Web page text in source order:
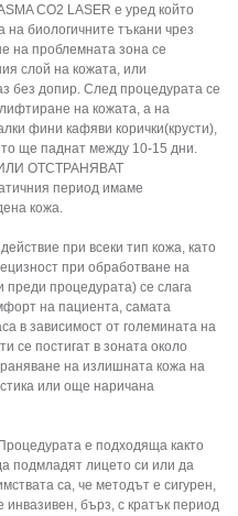
CO2 LASER е уред който
биологичните тъкани чрез
на проблемната зона се
слой на кожата, или
без допир. След процедурата се
на кожата, а на
фини кафяви корички(крусти),
ще паднат между 10-15 дни.
ОТСТРАНЯВАТ
период имаме
кожа.
при всеки тип кожа, като
при обработване на
процедурата) се слага
на пациента, самата
в зависимост от големината на
се постигат в зоната около
на излишната кожа на
или още наричана
е подходяща както
подмладят лицето си или да
са, че методът е сигурен,
бърз, с кратък период